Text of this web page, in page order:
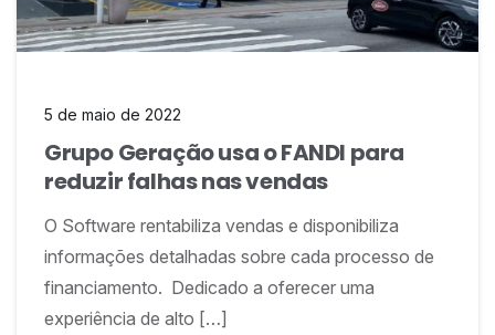
5 de maio de 2022
Grupo Geração usa o FANDI para
reduzir falhas nas vendas
O Software rentabiliza vendas e disponibiliza
informações detalhadas sobre cada processo de
financiamento. Dedicado a oferecer uma
experiência de alto […]